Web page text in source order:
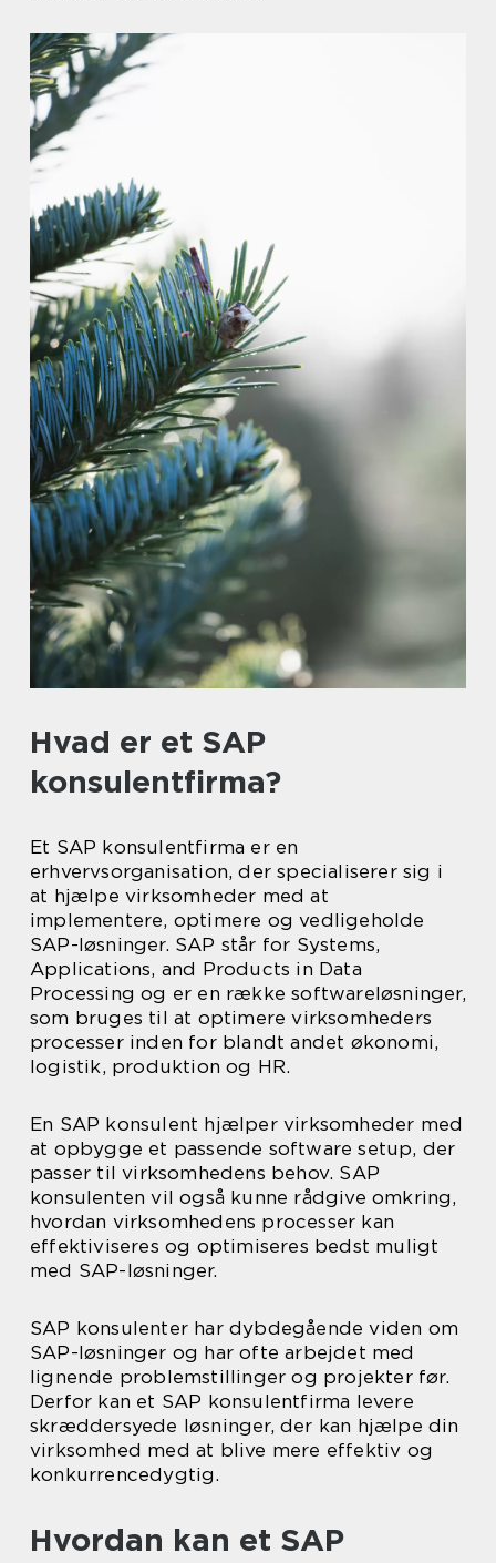
Hvad er et SAP
konsulentfirma?
Et SAP konsulentfirma er en
erhvervsorganisation, der specialiserer sig i
at hjælpe virksomheder med at
implementere, optimere og vedligeholde
SAP-løsninger. SAP står for Systems,
Applications, and Products in Data
Processing og er en række softwareløsninger,
som bruges til at optimere virksomheders
processer inden for blandt andet økonomi,
logistik, produktion og HR.
En SAP konsulent hjælper virksomheder med
at opbygge et passende software setup, der
passer til virksomhedens behov. SAP
konsulenten vil også kunne rådgive omkring,
hvordan virksomhedens processer kan
effektiviseres og optimiseres bedst muligt
med SAP-løsninger.
SAP konsulenter har dybdegående viden om
SAP-løsninger og har ofte arbejdet med
lignende problemstillinger og projekter før.
Derfor kan et SAP konsulentfirma levere
skræddersyede løsninger, der kan hjælpe din
virksomhed med at blive mere effektiv og
konkurrencedygtig.
Hvordan kan et SAP